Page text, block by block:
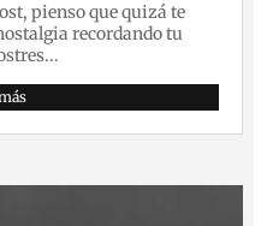
pienso que quizá te
recordando tu